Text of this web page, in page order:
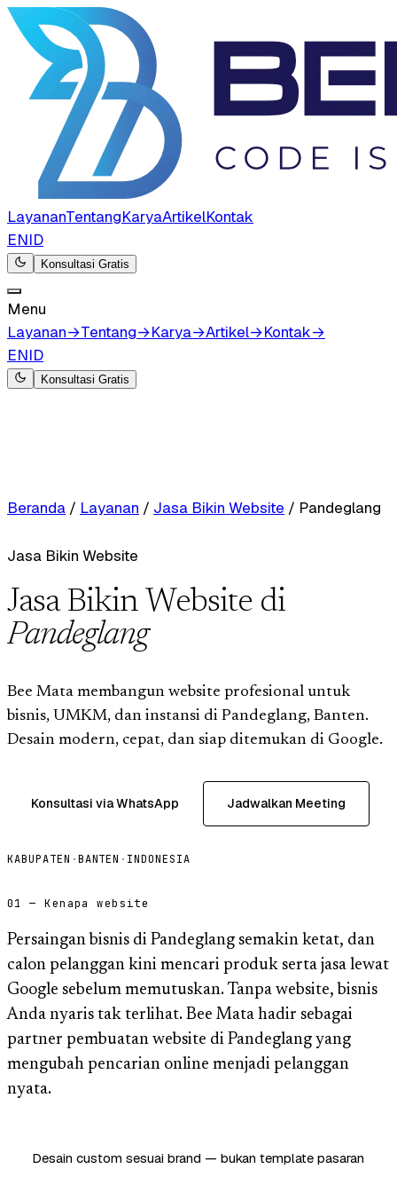
LayananTentangKaryaArtikelKontak
ENID
Konsultasi Gratis
Menu
Layanan→Tentang→Karya→Artikel→Kontak→
ENID
Konsultasi Gratis
Beranda / Layanan / Jasa Bikin Website / Pandeglang
Jasa Bikin Website
Jasa Bikin Website di
Pandeglang
Bee Mata membangun website profesional untuk
bisnis, UMKM, dan instansi di Pandeglang, Banten.
Desain modern, cepat, dan siap ditemukan di Google.
Konsultasi via WhatsApp Jadwalkan Meeting
KABUPATEN ·BANTEN · INDONESIA
01 — Kenapa website
Persaingan bisnis di Pandeglang semakin ketat, dan
calon pelanggan kini mencari produk serta jasa lewat
Google sebelum memutuskan. Tanpa website, bisnis
Anda nyaris tak terlihat. Bee Mata hadir sebagai
partner pembuatan website di Pandeglang yang
mengubah pencarian online menjadi pelanggan
nyata.
Desain custom sesuai brand — bukan template pasaran